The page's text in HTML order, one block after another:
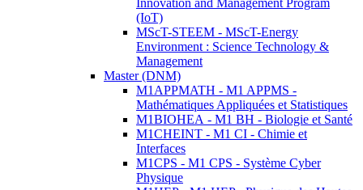
Innovation and Management Program
(IoT)
MScT-STEEM - MScT-Energy
Environment : Science Technology &
Management
Master (DNM)
M1APPMATH - M1 APPMS -
Mathématiques Appliquées et Statistiques
M1BIOHEA - M1 BH - Biologie et Santé
M1CHEINT - M1 CI - Chimie et
Interfaces
M1CPS - M1 CPS - Système Cyber
Physique